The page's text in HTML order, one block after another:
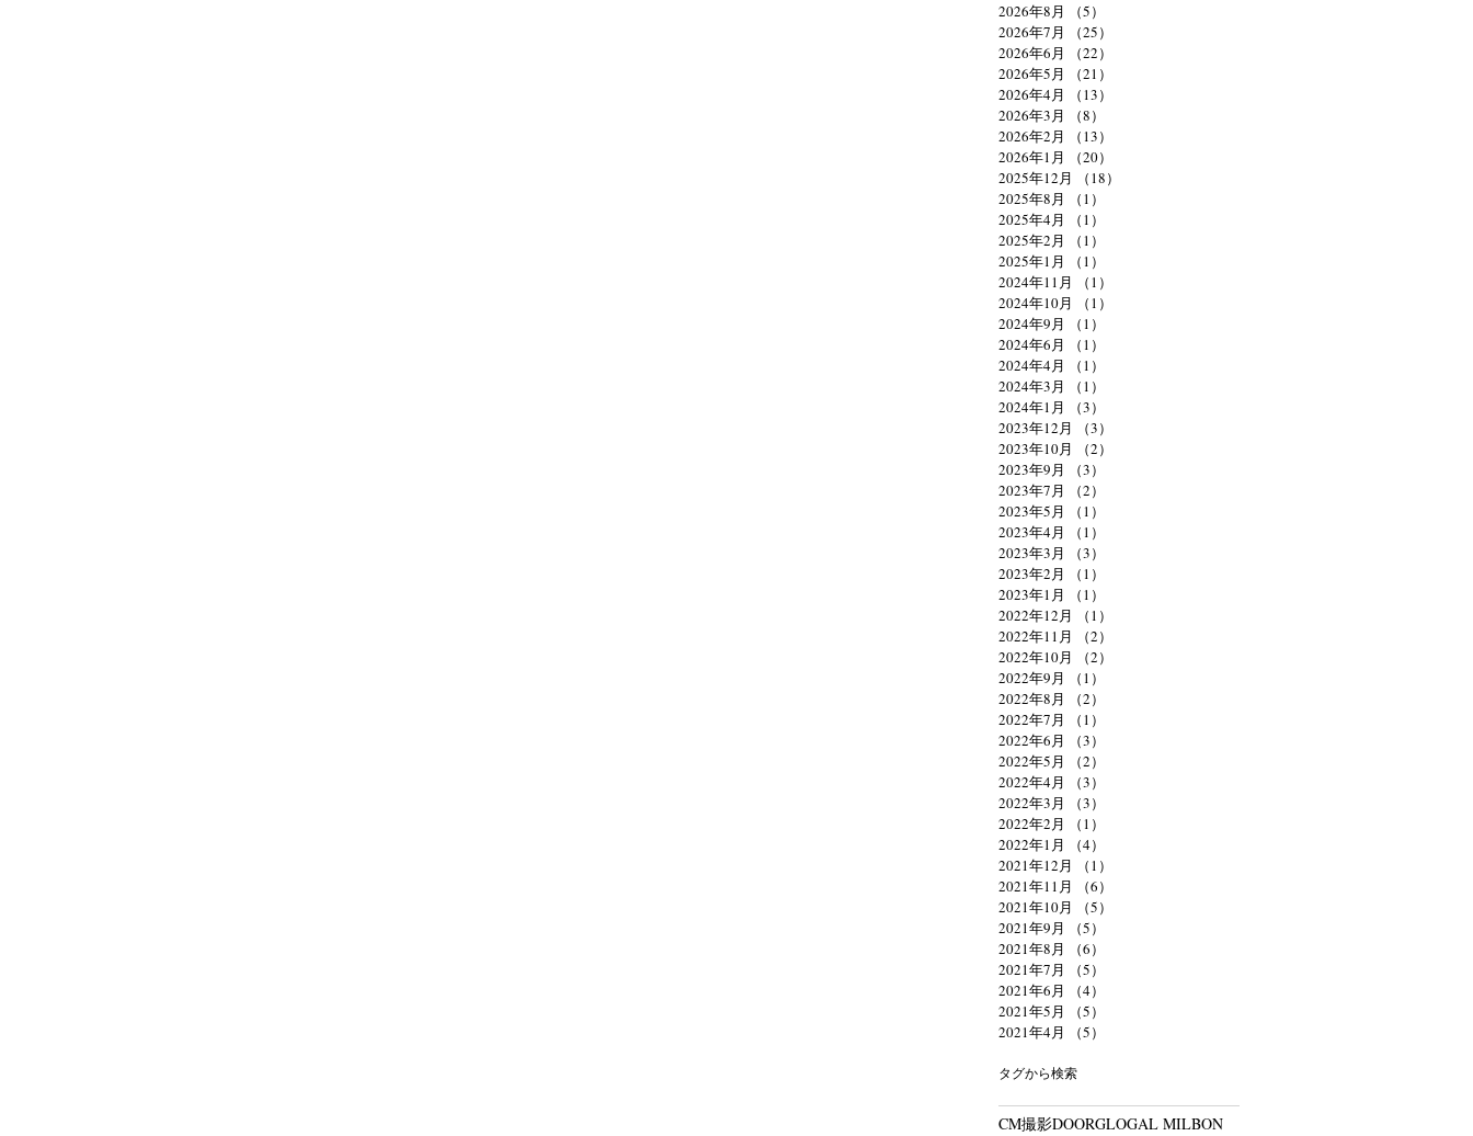
2026年8月 （5）
2026年7月
（25）
2026年6月
（22）
2026年5月
（21）
2026年4月
（13）
2026年3月
（8）
2026年2月
（13）
2026年1月
（20）
2025年12月
（18）
2025年8月
（1）
2025年4月
（1）
2025年2月
（1）
2025年1月
（1）
2024年11月
（1）
2024年10月
（1）
2024年9月
（1）
2024年6月
（1）
2024年4月
（1）
2024年3月
（1）
2024年1月
（3）
2023年12月
（3）
2023年10月
（2）
2023年9月
（3）
2023年7月
（2）
2023年5月
（1）
2023年4月
（1）
2023年3月
（3）
2023年2月
（1）
2023年1月
（1）
2022年12月
（1）
2022年11月
（2）
2022年10月
（2）
2022年9月
（1）
2022年8月
（2）
2022年7月
（1）
2022年6月
（3）
2022年5月
（2）
2022年4月
（3）
2022年3月
（3）
2022年2月
（1）
2022年1月
（4）
2021年12月
（1）
2021年11月
（6）
2021年10月
（5）
2021年9月
（5）
2021年8月
（6）
2021年7月
（5）
2021年6月
（4）
2021年5月
（5）
2021年4月
（5）
タグから検索
CM撮影DOORGLOGAL MILBON